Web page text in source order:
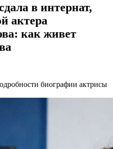
в интернат,
актера
как живет
биографии актрисы